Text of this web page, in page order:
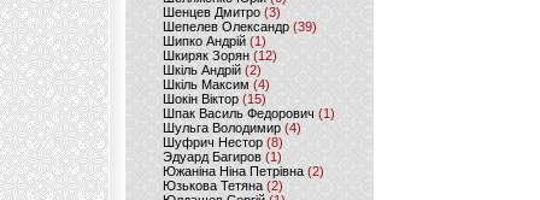
Шенцев Дмитро (3)
Шепелев Олександр (39)
Шипко Андрій(1)
Шкиряк Зорян(12)
Шкіль Андрій(2)
Шкіль Максим (4)
Шокін Віктор (15)
Шпак Василь Федорович (1)
Шульга Володимир (4)
Шуфрич Нестор(8)
Эдуард Багиров (1)
Южаніна Ніна Петрівна (2)
Юзькова Тетяна(2)